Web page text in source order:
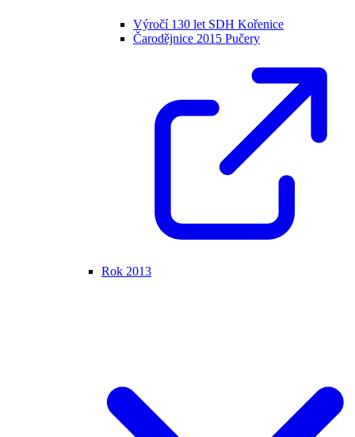
Výročí 130 let SDH Kořenice
Čarodějnice 2015 Pučery
Rok 2013